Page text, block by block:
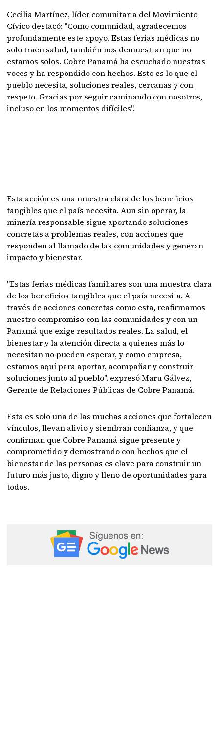
Cecilia Martínez, líder comunitaria del Movimiento
Cívico destacó: "Como comunidad, agradecemos
profundamente este apoyo. Estas ferias médicas no
solo traen salud, también nos demuestran que no
estamos solos. Cobre Panamá ha escuchado nuestras
voces y ha respondido con hechos. Esto es lo que el
pueblo necesita, soluciones reales, cercanas y con
respeto. Gracias por seguir caminando con nosotros,
incluso en los momentos difíciles".
Esta acción es una muestra clara de los beneficios
tangibles que el país necesita. Aun sin operar, la
minería responsable sigue aportando soluciones
concretas a problemas reales, con acciones que
responden al llamado de las comunidades y generan
impacto y bienestar.
"Estas ferias médicas familiares son una muestra clara
de los beneficios tangibles que el país necesita. A
través de acciones concretas como esta, reafirmamos
nuestro compromiso con las comunidades y con un
Panamá que exige resultados reales. La salud, el
bienestar y la atención directa a quienes más lo
necesitan no pueden esperar, y como empresa,
estamos aquí para aportar, acompañar y construir
soluciones junto al pueblo". expresó Maru Gálvez,
Gerente de Relaciones Públicas de Cobre Panamá.
Esta es solo una de las muchas acciones que fortalecen
vínculos, llevan alivio y siembran confianza, y que
confirman que Cobre Panamá sigue presente y
comprometido y demostrando con hechos que el
bienestar de las personas es clave para construir un
futuro más justo, digno y lleno de oportunidades para
todos.